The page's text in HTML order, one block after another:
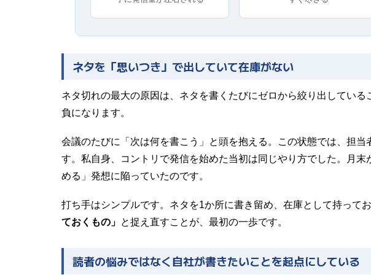
ネタを「思いつき」で出していて在庫がない
ネタ切れの最大の原因は、ネタを書くたびにゼロから絞り出してい
負になります。
会議のたびに「次は何を書こう」と頭を抱える。この状態では、担当
す。私自身、コントリで発信を始めた当初は同じやり方でした。月
める」発想に陥っていたのです。
打ち手はシンプルです。ネタを1か所に書き留め、在庫として持ってお
ておくもの」 と捉え直すことが、最初の一歩です。
読者の悩みではなく自社が書きたいことを起点にしている